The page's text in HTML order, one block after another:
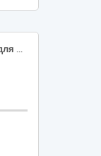
Лічильник води; 38420000-5 Прилади для вимірювання витрати, рівня та тиску рідин і газів за ДК 021:2015 Єдиного закупівельного словника